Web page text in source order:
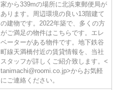
家から339mの場所に北浜東郵便局が
あります。周辺環境の良い13階建て
の建物です。2022年築で、多くの方
がご満足の物件はこちらです。エレ
ベーターがある物件です。地下鉄谷
町線天満橋付近の賃貸情報を、当社
スタッフが詳しくご紹介致します。<
tanimachi@roomi.co.jp>からお気軽
にご連絡ください。